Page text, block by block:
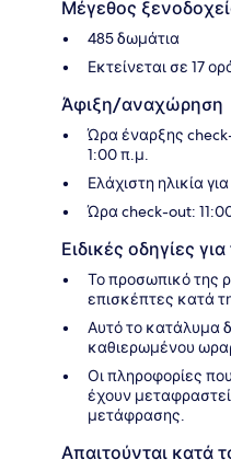
Μέγεθος
485 δωμάτια
Εκτείνεται σε 17
Άφιξη/αναχώρηση
Ώρα έναρξης
1:00 π.μ.
Ελάχιστη ηλικία
Ώρα check-out:
Ειδικές οδηγίες
Το προσωπικό της
επισκέπτες κατά
Αυτό το κατάλυμα
καθιερωμένου
Οι πληροφορίες
έχουν
μετάφρασης.
Απαιτούνται κατά